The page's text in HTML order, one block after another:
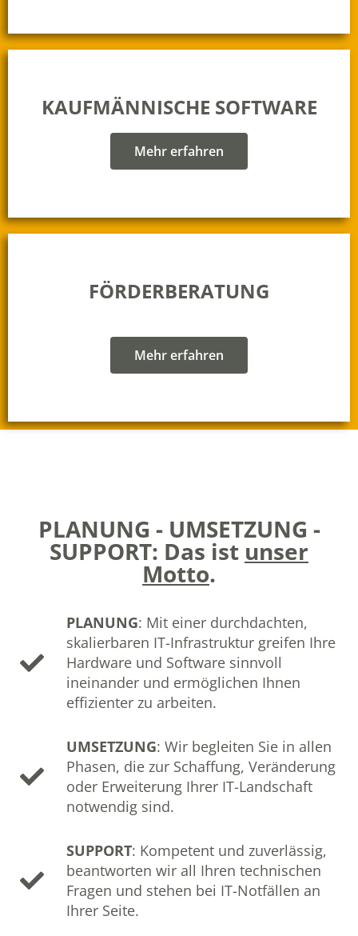
KAUFMÄNNISCHE SOFTWARE​
Mehr erfahren
FÖRDERBERATUNG
Mehr erfahren
PLANUNG - UMSETZUNG -
SUPPORT: Das ist unser
Motto.
PLANUNG: Mit einer durchdachten,
skalierbaren IT-Infrastruktur greifen Ihre
Hardware und Software sinnvoll
ineinander und ermöglichen Ihnen
effizienter zu arbeiten.
UMSETZUNG: Wir begleiten Sie in allen
Phasen, die zur Schaffung, Veränderung
oder Erweiterung Ihrer IT-Landschaft
notwendig sind.
SUPPORT: Kompetent und zuverlässig,
beantworten wir all Ihren technischen
Fragen und stehen bei IT-Notfällen an
Ihrer Seite.